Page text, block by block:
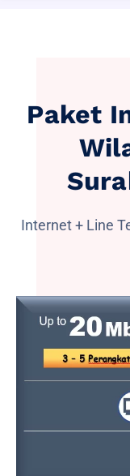
Paket
Internet + Line